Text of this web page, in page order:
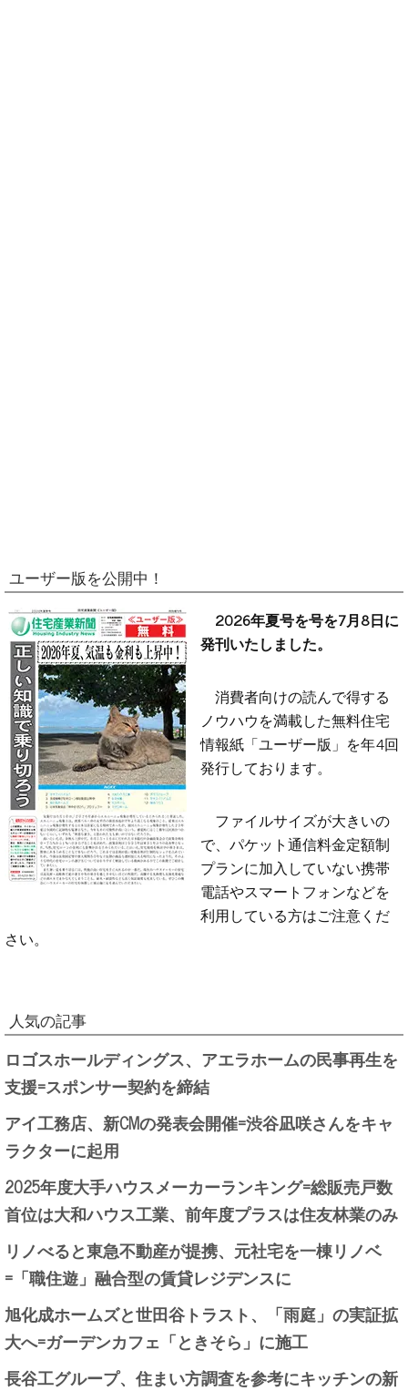
ユーザー版を公開中！
2026年夏号を号を7月8日に
発刊いたしました。
消費者向けの読んで得する
ノウハウを満載した無料住宅
情報紙「ユーザー版」を年4回
発行しております。
ファイルサイズが大きいの
で、パケット通信料金定額制
プランに加入していない携帯
電話やスマートフォンなどを
利用している方はご注意くだ
さい。
人気の記事
ロゴスホールディングス、アエラホームの民事再生を
支援=スポンサー契約を締結
アイ工務店、新CMの発表会開催=渋谷凪咲さんをキャ
ラクターに起用
2025年度大手ハウスメーカーランキング=総販売戸数
首位は大和ハウス工業、前年度プラスは住友林業のみ
リノべると東急不動産が提携、元社宅を一棟リノベ
=「職住遊」融合型の賃貸レジデンスに
旭化成ホームズと世田谷トラスト、「雨庭」の実証拡
大へ=ガーデンカフェ「ときそら」に施工
長谷工グループ、住まい方調査を参考にキッチンの新